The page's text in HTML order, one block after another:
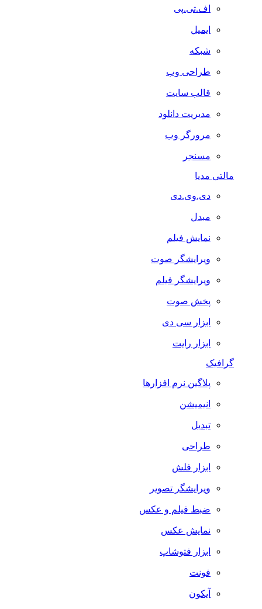
اف.تی.پی
ایمیل
شبکه
طراحی وب
قالب سایت
مدیریت دانلود
مرورگر وب
مسنجر
مالتی مدیا
دی.وی.دی
مبدل
نمایش فیلم
ویرایشگر صوت
ویرایشگر فیلم
پخش صوت
ابزار سی دی
ابزار رایت
گرافیک
پلاگین نرم افزارها
انیمیشن
تبدیل
طراحی
ابزار فلش
ویرایشگر تصویر
ضبط فيلم و عكس
نمایش عکس
ابزار فتوشاپ
فونت
آیکون